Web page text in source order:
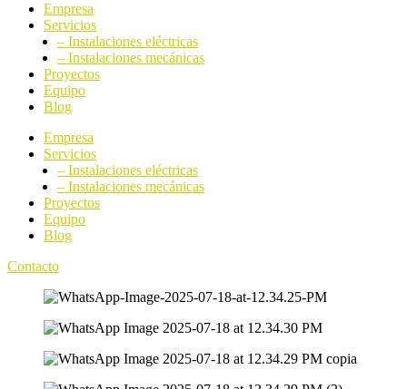
Empresa
Servicios
– Instalaciones eléctricas
– Instalaciones mecánicas
Proyectos
Equipo
Blog
Empresa
Servicios
– Instalaciones eléctricas
– Instalaciones mecánicas
Proyectos
Equipo
Blog
Contacto